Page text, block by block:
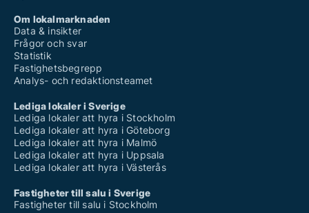
Om lokalmarknaden
Data & insikter
Frågor och svar
Statistik
Fastighetsbegrepp
Analys- och redaktionsteamet
Lediga lokaler i Sverige
Lediga lokaler att hyra i Stockholm
Lediga lokaler att hyra i Göteborg
Lediga lokaler att hyra i Malmö
Lediga lokaler att hyra i Uppsala
Lediga lokaler att hyra i Västerås
Fastigheter till salu i Sverige
Fastigheter till salu i Stockholm